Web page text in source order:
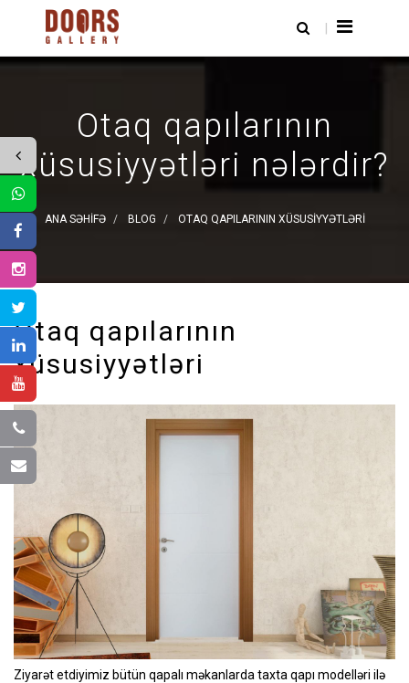
Otaq qapılarının
xüsusiyyətləri nələrdir?
ANA SƏHIFƏ BLOG OTAQ QAPILARININ XÜSUSIYYƏTLƏRI
Otaq qapılarının
xüsusiyyətləri
Ziyarət etdiyimiz bütün qapalı məkanlarda taxta qapı modelləri ilə